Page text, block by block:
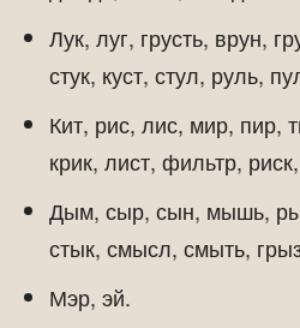
Лук, луг, грусть, врун,
стук, куст, стул, руль,
Кит, рис, лис, мир, пир,
крик, лист, фильтр,
Дым, сыр, сын, мышь,
стык, смысл, смыть,
Мэр, эй.